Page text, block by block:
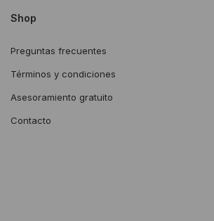
Shop
Preguntas frecuentes
Términos y condiciones
Asesoramiento gratuito
Contacto